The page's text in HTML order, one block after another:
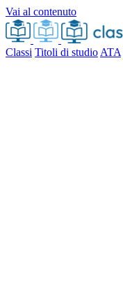
Vai al contenuto
Classi Titoli di studio ATA